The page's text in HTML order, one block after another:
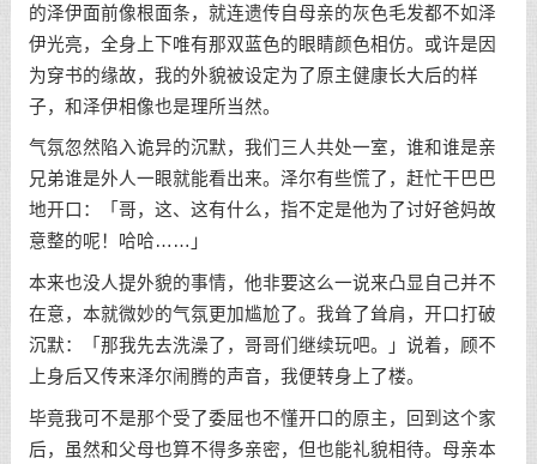
的泽伊面前像根面条，就连遗传自母亲的灰色毛发都不如泽
伊光亮，全身上下唯有那双蓝色的眼睛颜色相仿。或许是因
为穿书的缘故，我的外貌被设定为了原主健康长大后的样
子，和泽伊相像也是理所当然。
气氛忽然陷入诡异的沉默，我们三人共处一室，谁和谁是亲
兄弟谁是外人一眼就能看出来。泽尔有些慌了，赶忙干巴巴
地开口：「哥，这、这有什么，指不定是他为了讨好爸妈故
意整的呢！哈哈……」
本来也没人提外貌的事情，他非要这么一说来凸显自己并不
在意，本就微妙的气氛更加尴尬了。我耸了耸肩，开口打破
沉默：「那我先去洗澡了，哥哥们继续玩吧。」说着，顾不
上身后又传来泽尔闹腾的声音，我便转身上了楼。
毕竟我可不是那个受了委屈也不懂开口的原主，回到这个家
后，虽然和父母也算不得多亲密，但也能礼貌相待。母亲本